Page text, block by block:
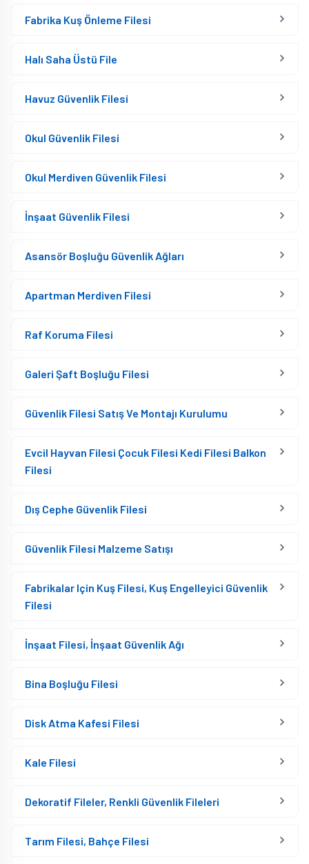
Fabrika Kuş Önleme Filesi
Halı Saha Üstü File
Havuz Güvenlik Filesi
Okul Güvenlik Filesi
Okul Merdiven Güvenlik Filesi
İnşaat Güvenlik Filesi
Asansör Boşluğu Güvenlik Ağları
Apartman Merdiven Filesi
Raf Koruma Filesi
Galeri Şaft Boşluğu Filesi
Güvenlik Filesi Satış Ve Montajı Kurulumu
Evcil Hayvan Filesi Çocuk Filesi Kedi Filesi Balkon
Filesi
Dış Cephe Güvenlik Filesi
Güvenlik Filesi Malzeme Satışı
Fabrikalar Için Kuş Filesi, Kuş Engelleyici Güvenlik
Filesi
İnşaat Filesi, İnşaat Güvenlik Ağı
Bina Boşluğu Filesi
Disk Atma Kafesi Filesi
Kale Filesi
Dekoratif Fileler, Renkli Güvenlik Fileleri
Tarım Filesi, Bahçe Filesi